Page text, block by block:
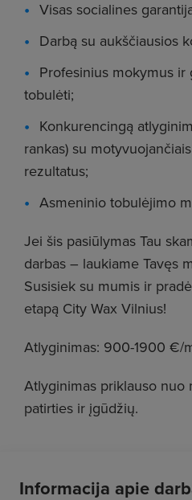
Visas socialines
Darbą su aukščiausios
Profesinius mokymus
tobulėti;
Konkurencingą
rankas) su
rezultatus;
Asmeninio tobulėjimo
Jei šis pasiūlymas Tau
darbas – laukiame Tavęs
Susisiek su mumis ir
etapą City Wax Vilnius!
Atlyginimas: 900-1900 €/
Atlyginimas priklauso nuo
patirties ir įgūdžių.
Informacija apie